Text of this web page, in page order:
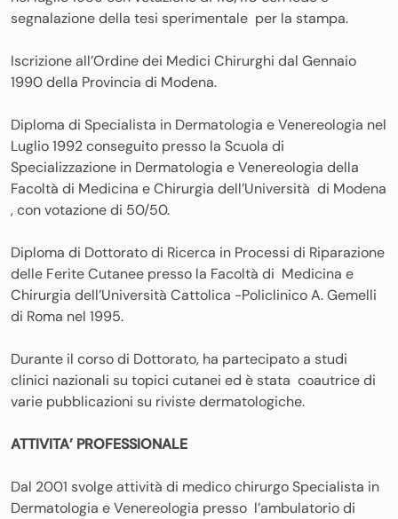
segnalazione della tesi sperimentale per la stampa.
Iscrizione all’Ordine dei Medici Chirurghi dal Gennaio
1990 della Provincia di Modena.
Diploma di Specialista in Dermatologia e Venereologia nel
Luglio 1992 conseguito presso la Scuola di
Specializzazione in Dermatologia e Venereologia della
Facoltà di Medicina e Chirurgia dell’Università di Modena
, con votazione di 50/50.
Diploma di Dottorato di Ricerca in Processi di Riparazione
delle Ferite Cutanee presso la Facoltà di Medicina e
Chirurgia dell’Università Cattolica -Policlinico A. Gemelli
di Roma nel 1995.
Durante il corso di Dottorato, ha partecipato a studi
clinici nazionali su topici cutanei ed è stata coautrice di
varie pubblicazioni su riviste dermatologiche.
ATTIVITA’ PROFESSIONALE
Dal 2001 svolge attività di medico chirurgo Specialista in
Dermatologia e Venereologia presso l’ambulatorio di